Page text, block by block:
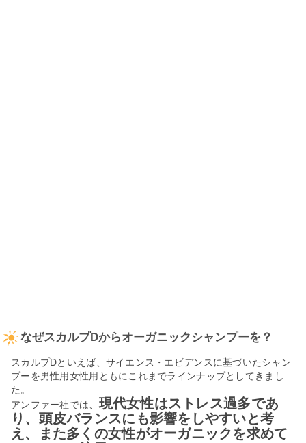
なぜスカルプDからオーガニックシャンプーを？
スカルプDといえば、サイエンス・エビデンスに基づいたシャン
プーを男性用女性用ともにこれまでラインナップとしてきまし
た。
アンファー社では、 現代女性はストレス過多であ
り、頭皮バランスにも影響をしやすいと考
え、また多くの女性がオーガニックを求めて